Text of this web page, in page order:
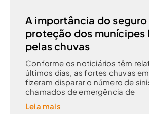
A importância do seguro
proteção dos munícipes
pelas chuvas
Conforme os noticiários têm
últimos dias, as fortes chuvas
fizeram disparar o número de
chamados de emergência de
Leia mais